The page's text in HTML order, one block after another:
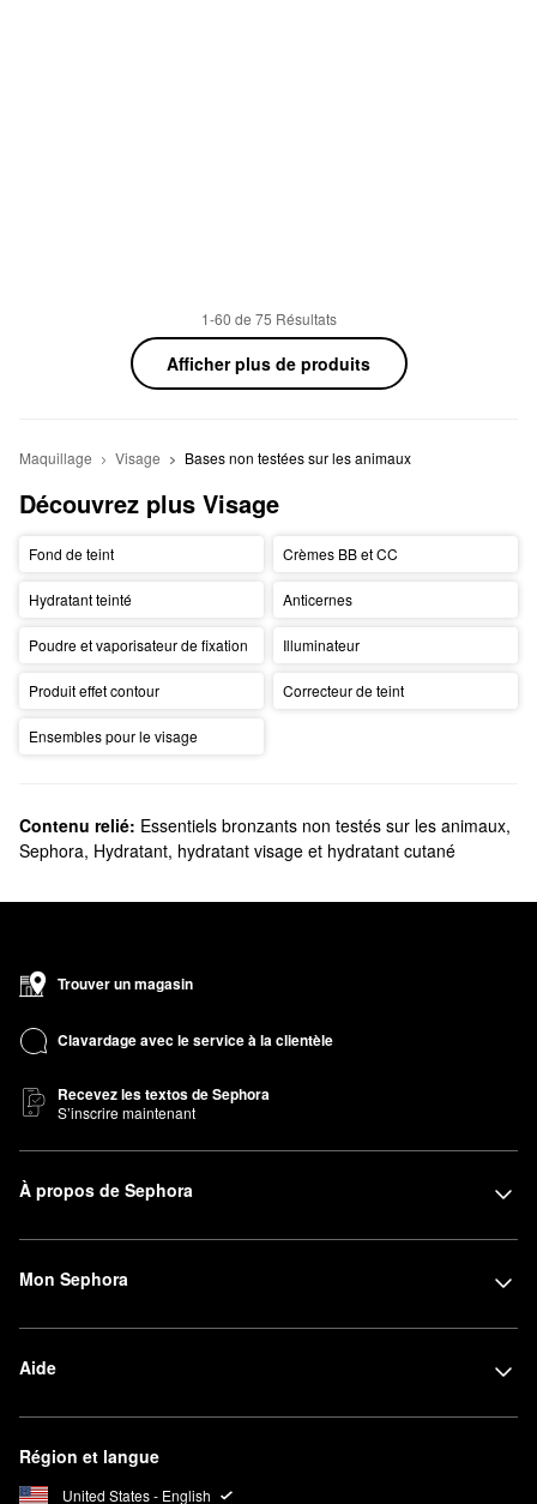
1-60 de 75 Résultats
Afficher plus de produits
Maquillage Visage Bases non testées sur les animaux
Découvrez plus Visage
Fond de teint Crèmes BB et CC
Hydratant teinté Anticernes
Poudre et vaporisateur de fixation Illuminateur
Produit effet contour Correcteur de teint
Ensembles pour le visage
Contenu relié: Essentiels bronzants non testés sur les animaux,
Sephora, Hydratant, hydratant visage et hydratant cutané
Trouver un magasin
Clavardage avec le service à la clientèle
Recevez les textos de Sephora
S’inscrire maintenant
À propos de Sephora
Mon Sephora
Aide
Région et langue
United States - English